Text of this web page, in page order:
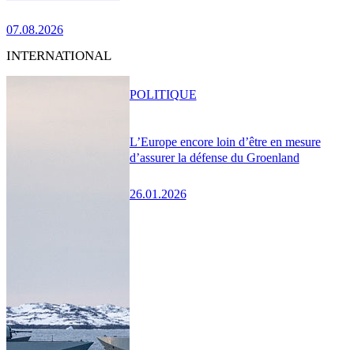
07.08.2026
INTERNATIONAL
L’Europe encore loin d’être en mesure
d’assurer la défense du Groenland
26.01.2026
POLITIQUE